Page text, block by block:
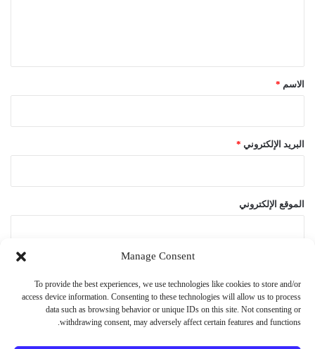
Manage Consent
To provide the best experiences, we use technologies like cookies to store and/or
access device information. Consenting to these technologies will allow us to process
data such as browsing behavior or unique IDs on this site. Not consenting or
withdrawing consent, may adversely affect certain features and functions.
*الاسم *
البريد الإلكتروني *
الموقع الإلكتروني
احفظ اسمي، بريدي الإلكتروني، والموقع الإلكتروني في هذا المتصفح
لاستخدامها المرة المقبلة في تعليقي.